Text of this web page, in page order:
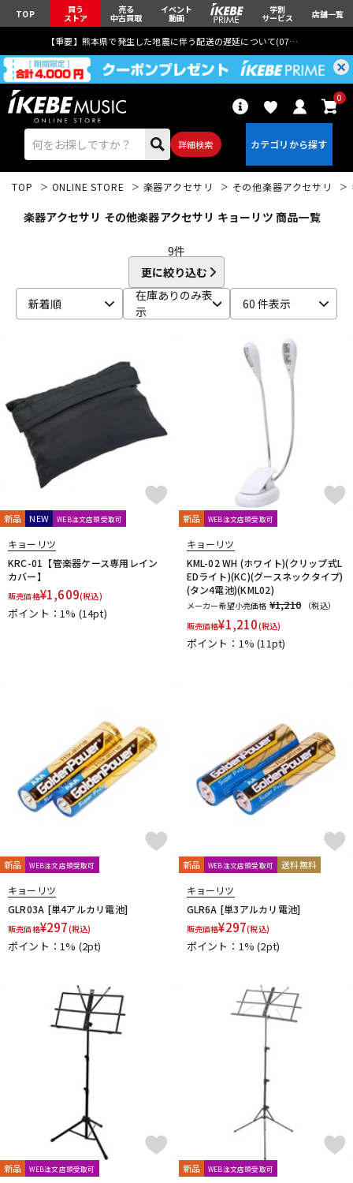
TOP 買う
ストア
売る
中古買取
イベント
動画
学割
サービス 店舗一覧
【重要】熊本県で発生した地震に伴う配送の遅延について(07月29日
詳細検索
0
ドラム パーカッション
電子ピアノ
その他楽器
アンプ エフェクター
DJ機器
配信/ライブ機器 楽器アクセサリ
中古 ヴィンテージ
TOP ONLINE STORE 楽器アクセサリ その他楽器アクセサリ
楽器アクセサリ その他楽器アクセサリ キョーリツ 商品一覧
9件
更に絞り込む
新着順
在庫ありのみ表
示
60 件表示
新品 NEW WEB注文店頭受取可
キョーリツ
KRC-01【管楽器ケース専用レイン
カバー】
販売価格¥1,609(税込)
ポイント：1% (14pt)
新品 WEB注文店頭受取可
キョーリツ
KML-02 WH (ホワイト)(クリップ式L
EDライト)(KC)(グースネックタイプ)
(タン4電池)(KML02)
メーカー希望小売価格 ¥1,210
（税込）
販売価格¥1,210(税込)
ポイント：1%(11pt)
新品 WEB注文店頭受取可
キョーリツ
GLR03A [単4アルカリ電池]
販売価格¥297(税込)
ポイント：1% (2pt)
新品 WEB注文店頭受取可 送料無料
キョーリツ
GLR6A [単3アルカリ電池]
販売価格¥297(税込)
ポイント：1%(2pt)
新品 WEB注文店頭受取可 新品 WEB注文店頭受取可